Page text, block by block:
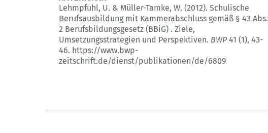
Lehmpfuhl, U. & Müller-Tamke, W. (2012). Schulische
Berufsausbildung mit Kammerabschluss gemäß § 43 Abs.
2 Berufsbildungsgesetz (BBiG) . Ziele,
Umsetzungsstrategien und Perspektiven. BWP41 (1), 43-
46. https://www.bwp-
zeitschrift.de/dienst/publikationen/de/6809